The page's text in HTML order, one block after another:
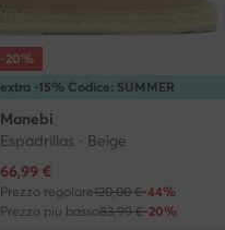
extra -15% Codice: SUMMER
-20%
Manebi
Espadrillas · Beige
Prezzo attuale
66,99 €
Prezzo regolare120,00 €-44%
Prezzo più basso83,99 €-20%